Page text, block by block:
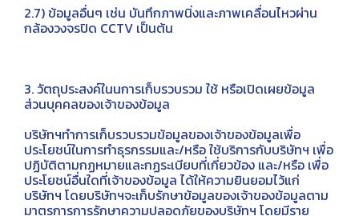
2.7) ข้อมูลอื่นๆ เช่น บันทึกภาพนิ่งและภาพเคลื่อนไหวผ่าน
กล้องวงจรปิด CCTV เป็นต้น
3. วัตถุประสงค์ในนการเก็บรวบรวม ใช้ หรือเปิดเผยข้อมูล
ส่วนบุคคลของเจ้าของข้อมูล
บริษัทฯทำการเก็บรวบรวมข้อมูลของเจ้าของข้อมูลเพื่อ
ประโยชน์ในการทำธุรกรรมและ/หรือ ใช้บริการกับบริษัทฯ เพื่อ
ปฏิบัติตามกฏหมายและกฏระเบียบที่เกี่ยวข้อง และ/หรือ เพื่อ
ประโยชน์อื่นใดที่เจ้าของข้อมูล ได้ให้ความยินยอมไว้แก่
บริษัทฯ โดยบริษัทฯจะเก็บรักษาข้อมูลของเจ้าของข้อมูลตาม
มาตรการการรักษาความปลอดภัยของบริษัทฯ โดยมีราย